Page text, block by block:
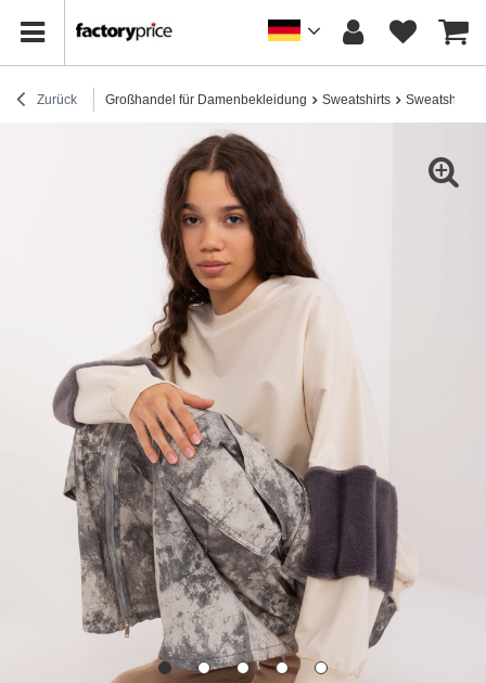
Zurück Großhandel für Damenbekleidung Sweatshirts Sweatshirts